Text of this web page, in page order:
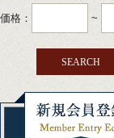
価格： ~